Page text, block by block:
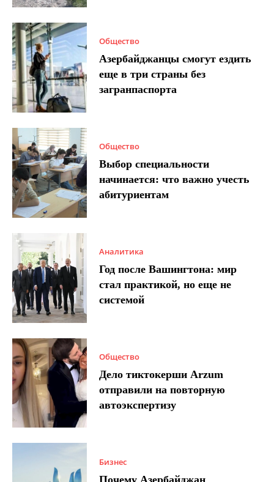
Общество
Азербайджанцы смогут ездить
еще в три страны без
загранпаспорта
Общество
Выбор специальности
начинается: что важно учесть
абитуриентам
Аналитика
Год после Вашингтона: мир
стал практикой, но еще не
системой
Общество
Дело тиктокерши Arzum
отправили на повторную
автоэкспертизу
Бизнес
Почему Азербайджан